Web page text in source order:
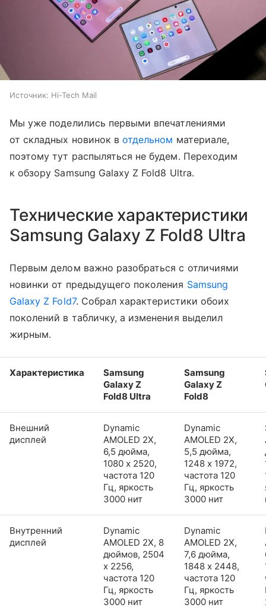
Источник: Hi-Tech Mail
Мы уже поделились первыми впечатлениями
от складных новинок вотдельном материале,
поэтому тут распыляться не будем. Переходим
к обзору Samsung Galaxy Z Fold8 Ultra.
Технические характеристики
Samsung Galaxy Z Fold8 Ultra
Первым делом важно разобраться с отличиями
новинки от предыдущего поколения Samsung
Galaxy Z Fold7. Собрал характеристики обоих
поколений в табличку, а изменения выделил
жирным.
Характеристика
Samsung
Galaxy Z
Fold8 Ultra
Samsung
Galaxy Z
Fold8
Внешний
дисплей
Dynamic
AMOLED 2X,
6,5 дюйма,
1080 x 2520,
частота 120
Гц, яркость
3000 нит
Dynamic
AMOLED 2X,
5,5 дюйма,
1248 x 1972,
частота 120
Гц, яркость
3000 нит
Внутренний
дисплей
Dynamic
AMOLED 2X, 8
дюймов, 2504
x 2256,
частота 120
Гц, яркость
3000 нит
Dynamic
AMOLED 2X,
7,6 дюйма,
1848 x 2448,
частота 120
Гц, яркость
3000 нит